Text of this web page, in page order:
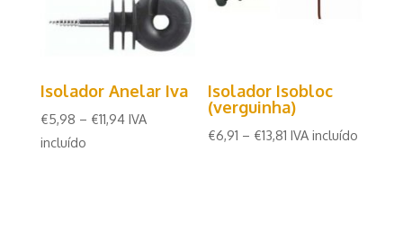
Isolador Anelar Iva
€5,98 – €11,94 IVA
incluído
Isolador Isobloc
(verguinha)
€6,91 – €13,81 IVA incluído